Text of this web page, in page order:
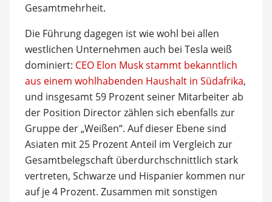
Gesamtmehrheit.
Die Führung dagegen ist wie wohl bei allen
westlichen Unternehmen auch bei Tesla weiß
dominiert: CEO Elon Musk stammt bekanntlich
aus einem wohlhabenden Haushalt in Südafrika,
und insgesamt 59 Prozent seiner Mitarbeiter ab
der Position Director zählen sich ebenfalls zur
Gruppe der „Weißen“. Auf dieser Ebene sind
Asiaten mit 25 Prozent Anteil im Vergleich zur
Gesamtbelegschaft überdurchschnittlich stark
vertreten, Schwarze und Hispanier kommen nur
auf je 4 Prozent. Zusammen mit sonstigen